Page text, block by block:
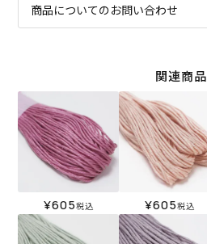
商品についてのお問い合わせ
関連商品
¥605税込 ¥605税込